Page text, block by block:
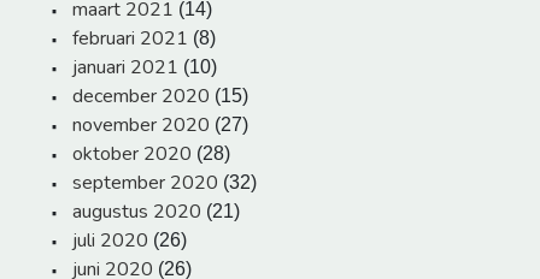
maart 2021 (14)
februari 2021 (8)
januari 2021 (10)
december 2020 (15)
november 2020 (27)
oktober 2020 (28)
september 2020 (32)
augustus 2020 (21)
juli 2020 (26)
juni 2020 (26)